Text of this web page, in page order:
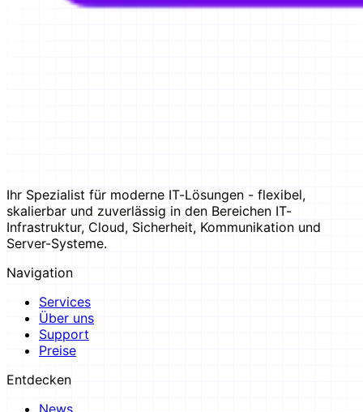
Ihr Spezialist für moderne IT-Lösungen - flexibel,
skalierbar und zuverlässig in den Bereichen IT-
Infrastruktur, Cloud, Sicherheit, Kommunikation und
Server-Systeme.
Navigation
Services
Über uns
Support
Preise
Entdecken
News